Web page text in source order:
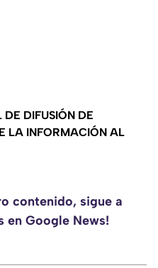
DE DIFUSIÓN DE
LA INFORMACIÓN AL
contenido, sigue a
en Google News!